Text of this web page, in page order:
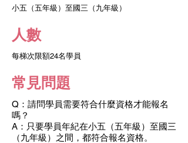
小五（五年級）至國三（九年級）
人數
​每梯次限額24名學員
常見問題
Q：請問學員需要符合什麼資格才能報名
嗎？
A：只要學員年紀在小五（五年級）至國三
（九年級）之間，都符合報名資格。